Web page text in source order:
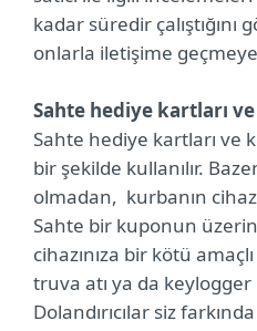
kadar süredir
onlarla iletişime geçmeye
Sahte hediye kartları
Sahte hediye kartları ve
bir şekilde kullanılır.
olmadan, kurbanın
Sahte bir kuponun
cihazınıza bir kötü amaçlı
truva atı ya da
Dolandırıcılar siz